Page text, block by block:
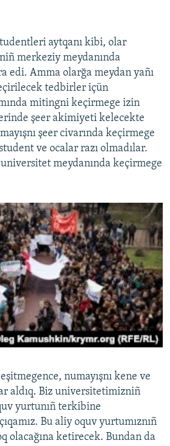
aytqanı kibi, olar
merkeziy meydanında
edi. Amma olarğa meydan yañı
tedbirler içün
mında mitingni keçirmege izin
şeer akimiyeti kelecekte
şeer civarında keçirmege
ve ocalar razı olmadılar.
universitet meydanında keçirmege
numayışnı kene ve
aldıq. Biz universitetimizniñ
yurtunıñ terkibine
Bu aliy oquv yurtumıznıñ
olacağına ketirecek. Bundan da